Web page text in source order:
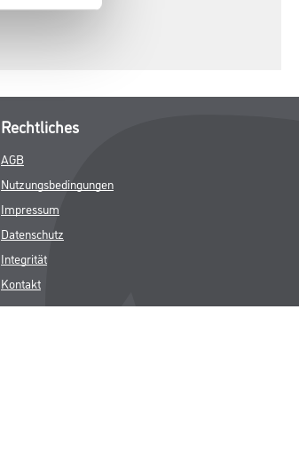
Rechtliches
AGB
Nutzungsbedingungen
Impressum
Datenschutz
Integrität
Kontakt